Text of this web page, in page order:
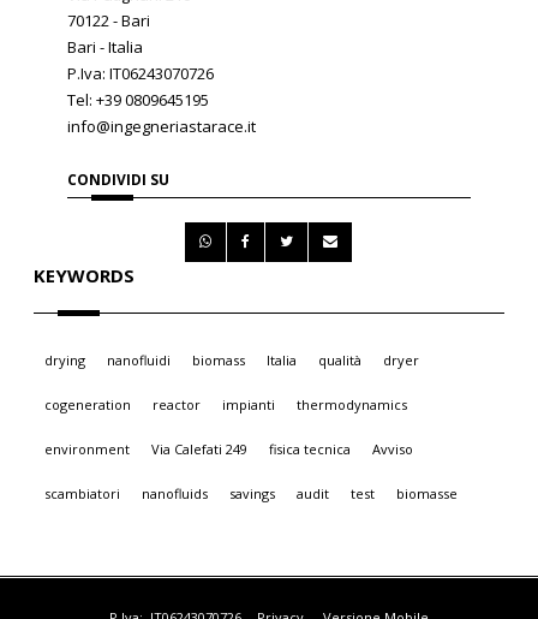
70122 - Bari
Bari - Italia
P.Iva: IT06243070726
Tel: +39 0809645195
info@ingegneriastarace.it
CONDIVIDI SU
KEYWORDS
drying nanofluidi biomass Italia qualità dryer
cogeneration reactor impianti thermodynamics
environment Via Calefati 249 fisica tecnica Avviso
scambiatori nanofluids savings audit test biomasse